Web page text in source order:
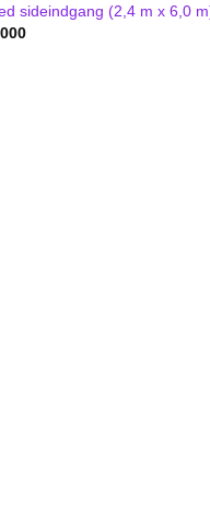
sideindgang (2,4 m x 6,0